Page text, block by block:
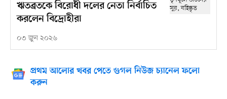
ঋতব্রতকে বিরোধী দলের নেতা নির্বাচিত
করলেন বিদ্রোহীরা
০৩ জুন ২০২৬
প্রথম আলোর খবর পেতে গুগল নিউজ চ্যানেল ফলো
করুন